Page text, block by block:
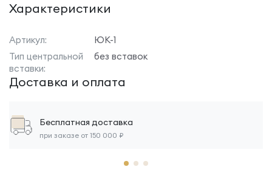
Характеристики
Артикул:
ЮК-1
Тип центральной
вставки:
без вставок
Доставка и оплата
Бесплатная доставка
при заказе от 150 000 ₽